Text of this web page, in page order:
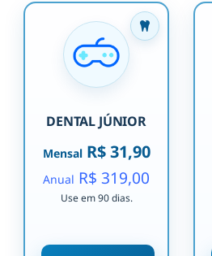
DENTAL JÚNIOR
MensalR$ 31,90
Anual R$ 319,00
Use em 90 dias.